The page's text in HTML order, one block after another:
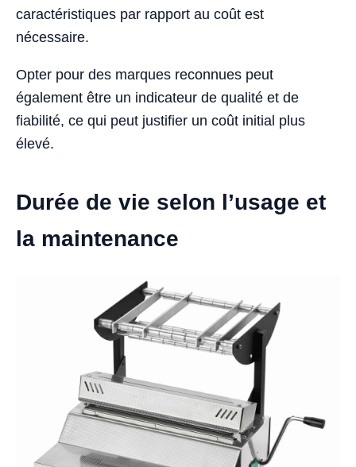
caractéristiques par rapport au coût est
nécessaire.
Opter pour des marques reconnues peut
également être un indicateur de qualité et de
fiabilité, ce qui peut justifier un coût initial plus
élevé.
Durée de vie selon l’usage et
la maintenance